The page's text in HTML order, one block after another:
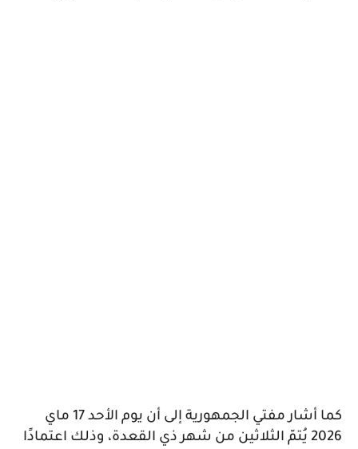
كما أشار مفتي الجمهورية إلى أن يوم الأحد 17 ماي
2026 يُتمّ الثلاثين من شهر ذي القعدة، وذلك اعتمادًا